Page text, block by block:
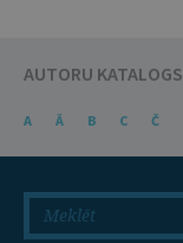
AUTORU KATALOGS
A Ā B C Č